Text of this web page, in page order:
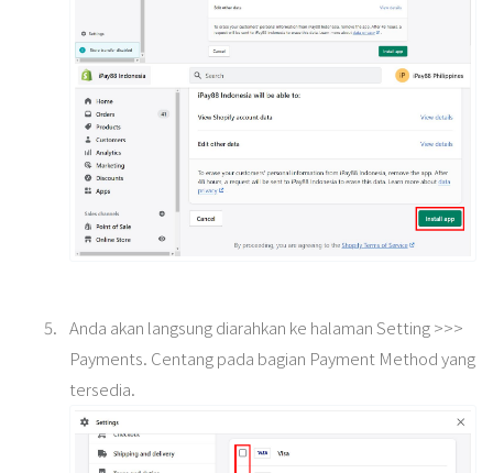
Anda akan langsung diarahkan ke halaman Setting >>>
Payments. Centang pada bagian Payment Method yang
tersedia.